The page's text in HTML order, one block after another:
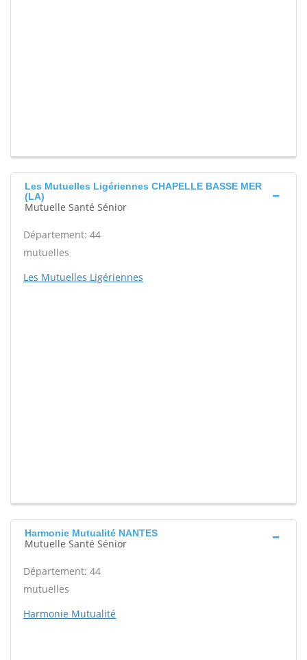
Les Mutuelles Ligériennes CHAPELLE BASSE MER
(LA)
Mutuelle Santé Sénior
Département: 44
mutuelles
Les Mutuelles Ligériennes
Harmonie Mutualité NANTES
Mutuelle Santé Sénior
Département: 44
mutuelles
Harmonie Mutualité